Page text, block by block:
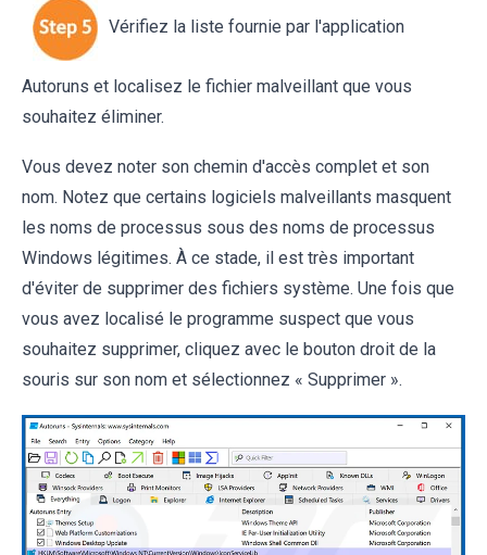
Vérifiez la liste fournie par l'application
Autoruns et localisez le fichier malveillant que vous
souhaitez éliminer.
Vous devez noter son chemin d'accès complet et son
nom. Notez que certains logiciels malveillants masquent
les noms de processus sous des noms de processus
Windows légitimes. À ce stade, il est très important
d'éviter de supprimer des fichiers système. Une fois que
vous avez localisé le programme suspect que vous
souhaitez supprimer, cliquez avec le bouton droit de la
souris sur son nom et sélectionnez « Supprimer ».